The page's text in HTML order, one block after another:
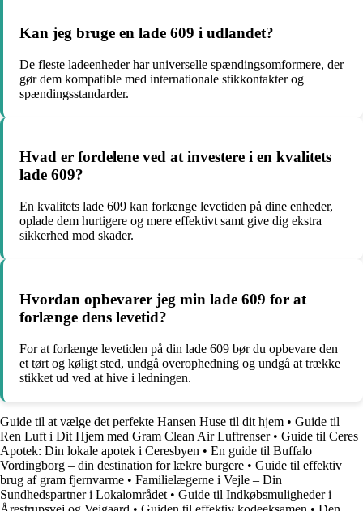
Kan jeg bruge en lade 609 i udlandet?
De fleste ladeenheder har universelle spændingsomformere, der
gør dem kompatible med internationale stikkontakter og
spændingsstandarder.
Hvad er fordelene ved at investere i en kvalitets
lade 609?
En kvalitets lade 609 kan forlænge levetiden på dine enheder,
oplade dem hurtigere og mere effektivt samt give dig ekstra
sikkerhed mod skader.
Hvordan opbevarer jeg min lade 609 for at
forlænge dens levetid?
For at forlænge levetiden på din lade 609 bør du opbevare den
et tørt og køligt sted, undgå overophedning og undgå at trække
stikket ud ved at hive i ledningen.
Guide til at vælge det perfekte Hansen Huse til dit hjem • Guide til
Ren Luft i Dit Hjem med Gram Clean Air Luftrenser• Guide til Ceres
Apotek: Din lokale apotek i Ceresbyen • En guide til Buffalo
Vordingborg – din destination for lækre burgere • Guide til effektiv
brug af gram fjernvarme • Familielægerne i Vejle – Din
Sundhedspartner i Lokalområdet • Guide til Indkøbsmuligheder i